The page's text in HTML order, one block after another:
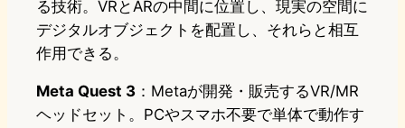
る技術。VRとARの中間に位置し、現実の空間に
デジタルオブジェクトを配置し、それらと相互
作用できる。
Meta Quest 3 ：Metaが開発・販売するVR/MR
ヘッドセット。PCやスマホ不要で単体で動作す